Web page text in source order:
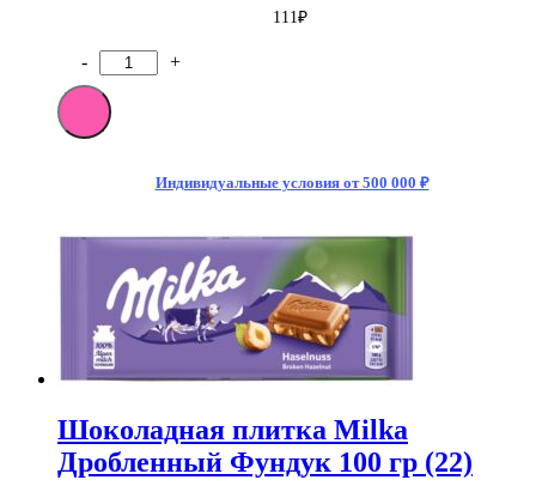
111₽
Количество
товара
Шоколадная
плитка
гр
- +
Индивидуальные условия от 500 000 ₽
Шоколадная плитка Milka
Дробленный Фундук 100 гр (22)